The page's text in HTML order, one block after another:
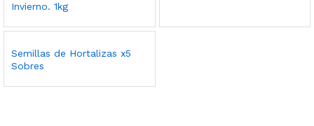
Invierno. 1kg
Semillas de Hortalizas x5
Sobres